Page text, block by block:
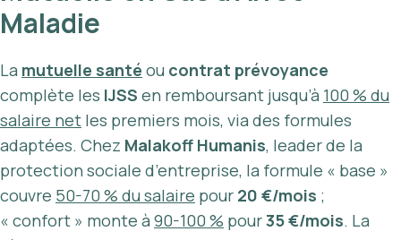
Maladie
La mutuelle santé ou contrat prévoyance
complète les IJSS en remboursant jusqu’à 100 % du
salaire net les premiers mois, via des formules
adaptées. Chez Malakoff Humanis, leader de la
protection sociale d’entreprise, la formule « base »
couvre 50-70 % du salaire pour 20 €/mois ;
« confort » monte à 90-100 % pour35 €/mois. La